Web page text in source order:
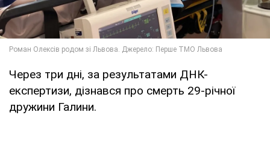
Через три дні, за результатами ДНК-
експертизи, дізнався про смерть 29-річної
дружини Галини.